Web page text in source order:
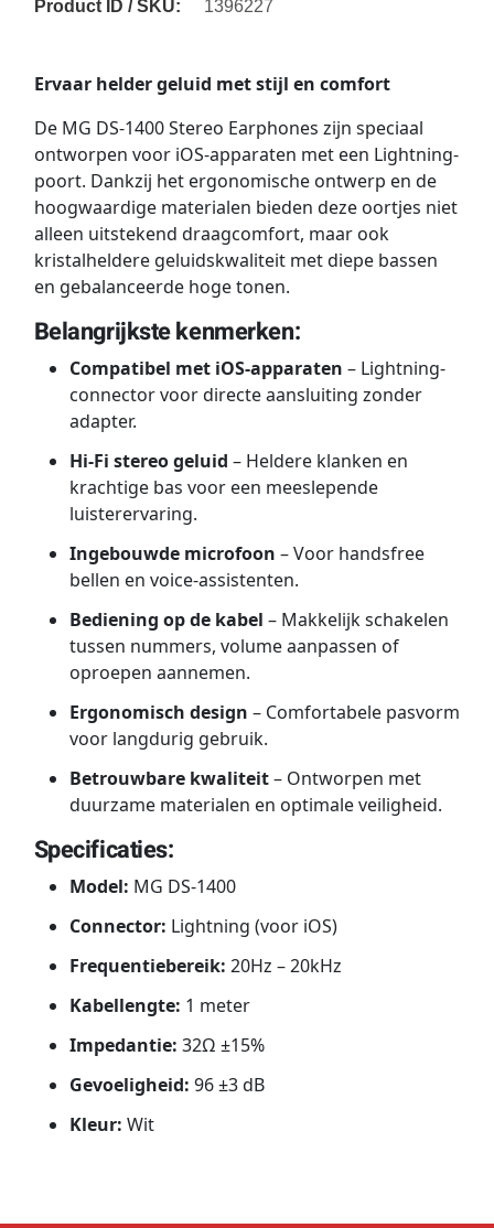
Product ID / SKU:
1396227
Ervaar helder geluid met stijl en comfort
De MG DS-1400 Stereo Earphones zijn speciaal
ontworpen voor iOS-apparaten met een Lightning-
poort. Dankzij het ergonomische ontwerp en de
hoogwaardige materialen bieden deze oortjes niet
alleen uitstekend draagcomfort, maar ook
kristalheldere geluidskwaliteit met diepe bassen
en gebalanceerde hoge tonen.
Belangrijkste kenmerken:
Compatibel met iOS-apparaten – Lightning-
connector voor directe aansluiting zonder
adapter.
Hi-Fi stereo geluid – Heldere klanken en
krachtige bas voor een meeslepende
luisterervaring.
Ingebouwde microfoon – Voor handsfree
bellen en voice-assistenten.
Bediening op de kabel – Makkelijk schakelen
tussen nummers, volume aanpassen of
oproepen aannemen.
Ergonomisch design – Comfortabele pasvorm
voor langdurig gebruik.
Betrouwbare kwaliteit– Ontworpen met
duurzame materialen en optimale veiligheid.
Specificaties:
Model: MG DS-1400
Connector: Lightning (voor iOS)
Frequentiebereik: 20Hz – 20kHz
Kabellengte: 1 meter
Impedantie: 32Ω ±15%
Gevoeligheid: 96 ±3 dB
Kleur: Wit